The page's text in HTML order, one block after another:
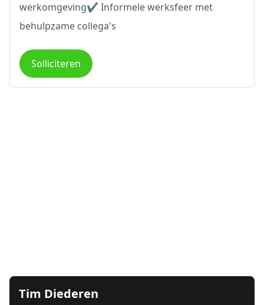
werkomgeving✔ Informele werksfeer met
behulpzame collega's
Solliciteren
Tim Diederen